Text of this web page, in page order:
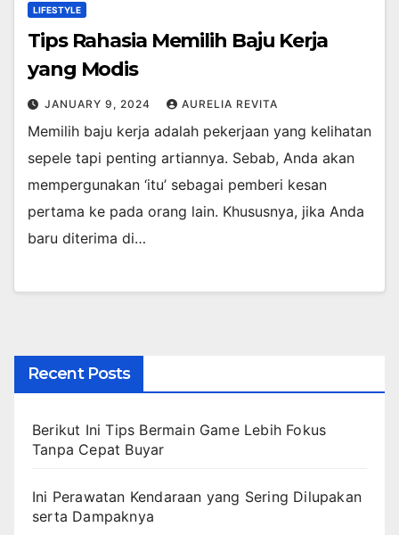
LIFESTYLE
Tips Rahasia Memilih Baju Kerja
yang Modis
JANUARY 9, 2024 AURELIA REVITA
Memilih baju kerja adalah pekerjaan yang kelihatan
sepele tapi penting artiannya. Sebab, Anda akan
mempergunakan ‘itu’ sebagai pemberi kesan
pertama ke pada orang lain. Khususnya, jika Anda
baru diterima di…
Recent Posts
Berikut Ini Tips Bermain Game Lebih Fokus
Tanpa Cepat Buyar
Ini Perawatan Kendaraan yang Sering Dilupakan
serta Dampaknya